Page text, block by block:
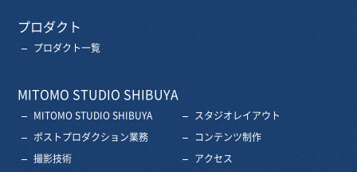
プロダクト
プロダクト一覧
MITOMO STUDIO SHIBUYA
MITOMO STUDIO SHIBUYA
スタジオレイアウト
ポストプロダクション業務
コンテンツ制作
撮影技術
アクセス